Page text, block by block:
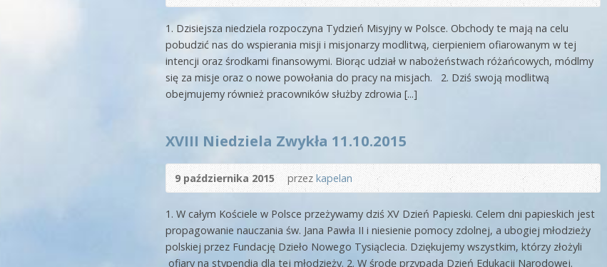
1. Dzisiejsza niedziela rozpoczyna Tydzień Misyjny w Polsce. Obchody te mają na celu
pobudzić nas do wspierania misji i misjonarzy modlitwą, cierpieniem ofiarowanym w tej
intencji oraz środkami finansowymi. Biorąc udział w nabożeństwach różańcowych, módlmy
się za misje oraz o nowe powołania do pracy na misjach. 2. Dziś swoją modlitwą
obejmujemy również pracowników służby zdrowia [...]
XVIII Niedziela Zwykła 11.10.2015
9 października 2015 przezkapelan
1. W całym Kościele w Polsce przeżywamy dziś XV Dzień Papieski. Celem dni papieskich jest
propagowanie nauczania św. Jana Pawła II i niesienie pomocy zdolnej, a ubogiej młodzieży
polskiej przez Fundację Dzieło Nowego Tysiąclecia. Dziękujemy wszystkim, którzy złożyli
ofiary na stypendia dla tej młodzieży. 2. W środę przypada Dzień Edukacji Narodowej.